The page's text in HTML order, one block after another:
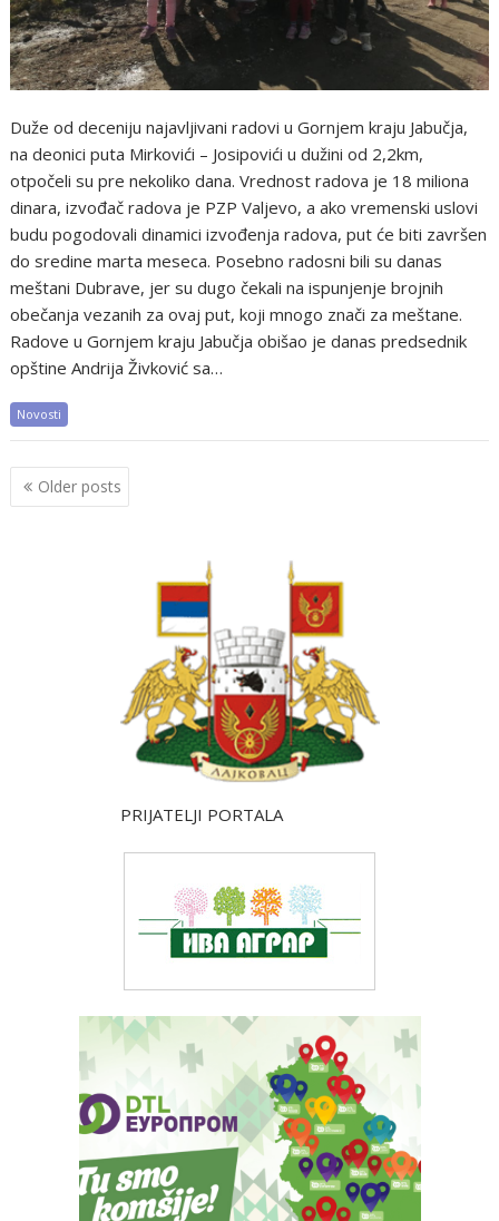
Duže od deceniju najavljivani radovi u Gornjem kraju Jabučja,
na deonici puta Mirkovići – Josipovići u dužini od 2,2km,
otpočeli su pre nekoliko dana. Vrednost radova je 18 miliona
dinara, izvođač radova je PZP Valjevo, a ako vremenski uslovi
budu pogodovali dinamici izvođenja radova, put će biti završen
do sredine marta meseca. Posebno radosni bili su danas
meštani Dubrave, jer su dugo čekali na ispunjenje brojnih
obečanja vezanih za ovaj put, koji mnogo znači za meštane.
Radove u Gornjem kraju Jabučja obišao je danas predsednik
opštine Andrija Živković sa…
Novosti
Posts
navigation
Older posts
PRIJATELJI PORTALA